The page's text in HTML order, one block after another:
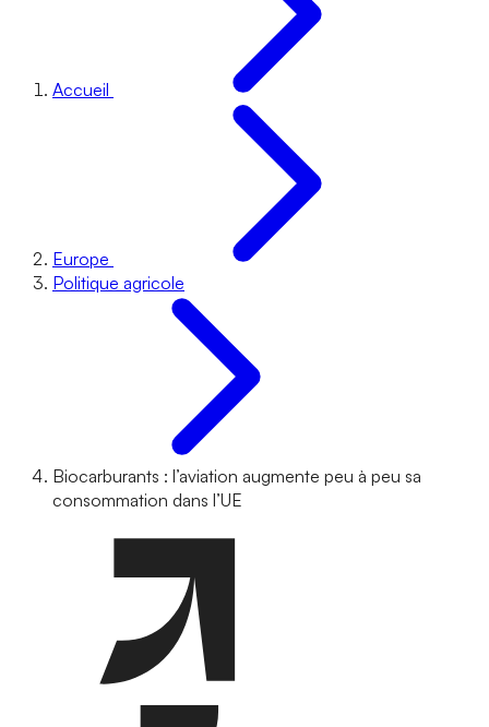
Accueil
Europe
Politique agricole
Biocarburants : l’aviation augmente peu à peu sa
consommation dans l’UE